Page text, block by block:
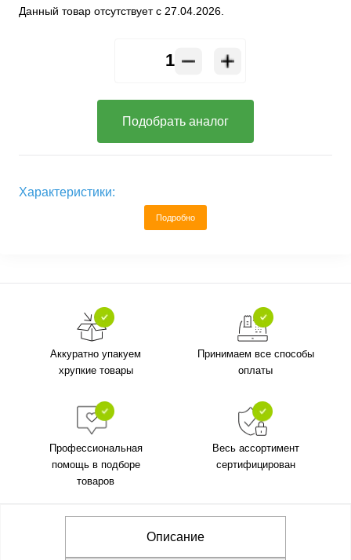
Данный товар отсутствует с 27.04.2026.
Подобрать аналог
Характеристики:
Подробно
Аккуратно упакуем
хрупкие товары
Принимаем все способы
оплаты
Профессиональная
помощь в подборе
товаров
Весь ассортимент
сертифицирован
Описание